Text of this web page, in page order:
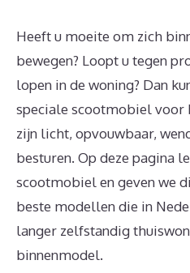
Heeft u moeite om zich
bewegen? Loopt u tegen
lopen in de woning? Dan
speciale scootmobiel voor
zijn licht, opvouwbaar,
besturen. Op deze pagina
scootmobiel en geven we
beste modellen die in
langer zelfstandig
binnenmodel.